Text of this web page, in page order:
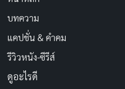
บทความ
แคปชั่น & คำคม
รีวิวหนัง-ซีรีส์
ดูอะไรดี